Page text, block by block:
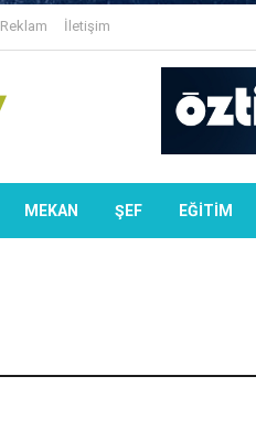
Reklam İletişim
MEKAN ŞEF EĞİTİM